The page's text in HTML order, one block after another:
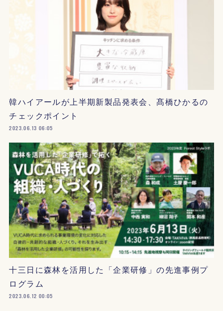
韓ハイアールが上半期新製品発表会、髙橋ひかるの
チェックポイント
2023.06.13 06:05
十三日に森林を活用した「企業研修」の先進事例プ
ログラム
2023.06.12 00:05